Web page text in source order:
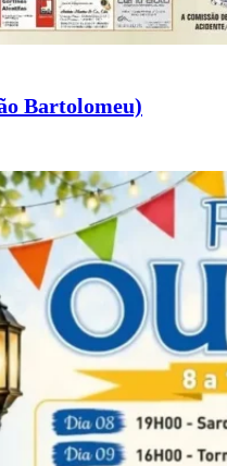
Bartolomeu)